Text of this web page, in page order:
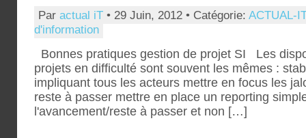
Par actual iT • 29 Juin, 2012 • Catégorie: ACTUAL-IT
d'information
Bonnes pratiques gestion de projet SI Les
projets en difficulté sont souvent les mêmes :
impliquant tous les acteurs mettre en focus les
reste à passer mettre en place un reporting
l'avancement/reste à passer et non […]